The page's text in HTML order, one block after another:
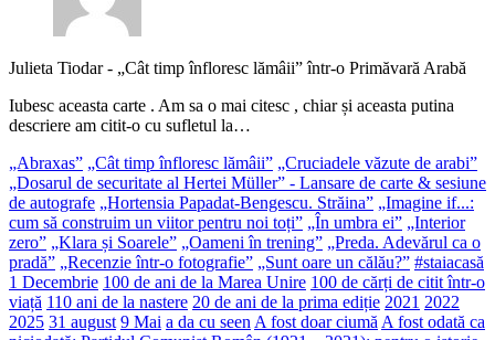
Julieta Tiodar- „Cât timp înfloresc lămâii” într-o Primăvară Arabă
Iubesc aceasta carte . Am sa o mai citesc , chiar și aceasta putina
descriere am citit-o cu sufletul la…
„Abraxas” „Cât timp înfloresc lămâii” „Cruciadele văzute de arabi”
„Dosarul de securitate al Hertei Müller” - Lansare de carte & sesiune
de autografe „Hortensia Papadat-Bengescu. Străina” „Imagine if...:
cum să construim un viitor pentru noi toți” „În umbra ei” „Interior
zero” „Klara și Soarele” „Oameni în trening” „Preda. Adevărul ca o
pradă” „Recenzie într-o fotografie” „Sunt oare un călău?” #staiacasă
1 Decembrie 100 de ani de la Marea Unire 100 de cărți de citit într-o
viață 110 ani de la nastere 20 de ani de la prima ediție 2021 2022
2025 31 august 9 Mai a da cu seen A fost doar ciumă A fost odată ca